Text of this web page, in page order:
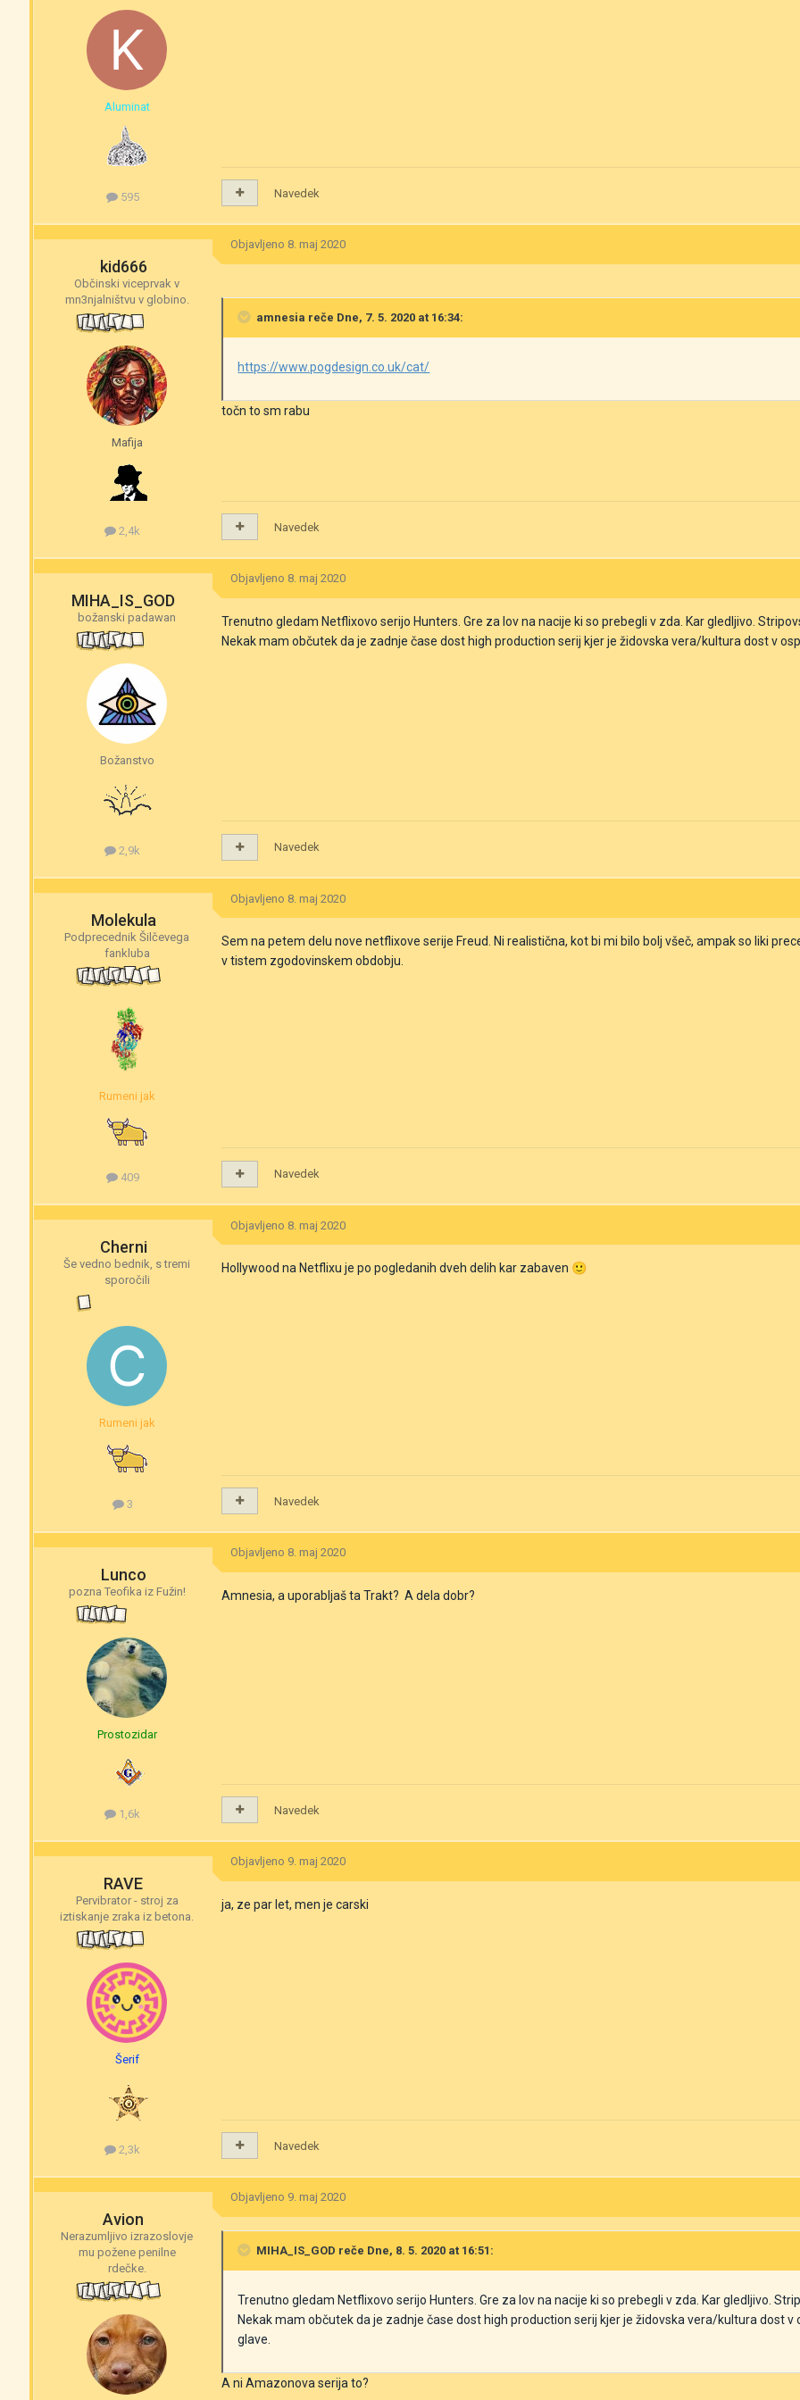
Aluminat
595 Navedek
kid666
Občinski viceprvak v
mn3njalništvu v globino.
Mafija
2,4k
Objavljeno 8. maj 2020
amnesia reče Dne, 7. 5. 2020 at 16:34:
https://www.pogdesign.co.uk/cat/
točn to sm rabu
Navedek
MIHA_IS_GOD
božanski padawan
Božanstvo
2,9k
Objavljeno 8. maj 2020
Trenutno gledam Netflixovo serijo Hunters. Gre za lov na nacije ki so prebegli v zda. Kar gledljivo.
Nekak mam občutek da je zadnje čase dost high production serij kjer je židovska vera/kultura dost v
Navedek
Molekula
Podprecednik Šilčevega
fankluba
Rumeni jak
409
Objavljeno 8. maj 2020
Sem na petem delu nove netflixove serije Freud. Ni realistična, kot bi mi bilo bolj všeč, ampak so liki
v tistem zgodovinskem obdobju.
Navedek
Cherni
Še vedno bednik, s tremi
sporočili
Rumeni jak
3
Objavljeno 8. maj 2020
Hollywood na Netflixu je po pogledanih dveh delih kar zabaven 🙂
Navedek
Lunco
pozna Teofika iz Fužin!
Prostozidar
1,6k
Objavljeno 8. maj 2020
Amnesia, a uporabljaš ta Trakt? A dela dobr?
Navedek
RAVE
Pervibrator - stroj za
iztiskanje zraka iz betona.
Šerif
2,3k
Objavljeno 9. maj 2020
ja, ze par let, men je carski
Navedek
Avion
Nerazumljivo izrazoslovje
mu požene penilne
rdečke.
Objavljeno 9. maj 2020
MIHA_IS_GOD reče Dne, 8. 5. 2020 at 16:51:
Trenutno gledam Netflixovo serijo Hunters. Gre za lov na nacije ki so prebegli v zda. Kar gledljivo.
Nekak mam občutek da je zadnje čase dost high production serij kjer je židovska vera/kultura dost
glave.
A ni Amazonova serija to?